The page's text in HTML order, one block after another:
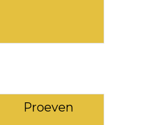
Proeven